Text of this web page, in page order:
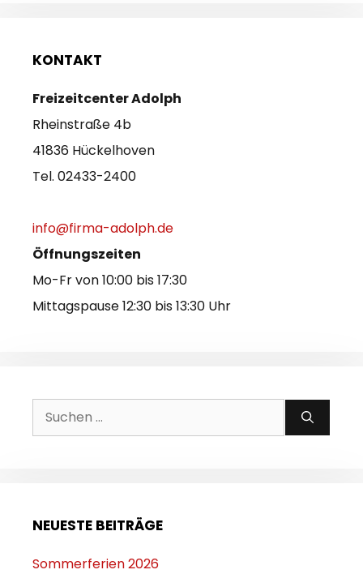
KONTAKT
Freizeitcenter Adolph
Rheinstraße 4b
41836 Hückelhoven
Tel. 02433-2400
info@firma-adolph.de
Öffnungszeiten
Mo-Fr von 10:00 bis 17:30
Mittagspause 12:30 bis 13:30 Uhr
Suchen
nach:
NEUESTE BEITRÄGE
Sommerferien 2026